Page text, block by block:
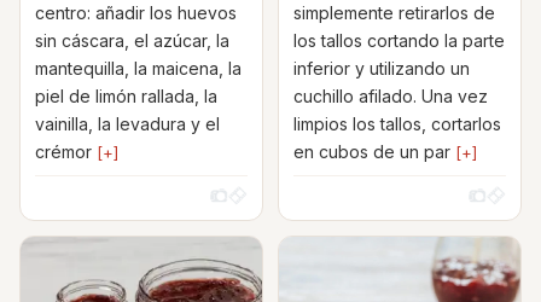
centro: añadir los huevos
sin cáscara, el azúcar, la
mantequilla, la maicena, la
piel de limón rallada, la
vainilla, la levadura y el
crémor [+]
simplemente retirarlos de
los tallos cortando la parte
inferior y utilizando un
cuchillo afilado. Una vez
limpios los tallos, cortarlos
en cubos de un par [+]